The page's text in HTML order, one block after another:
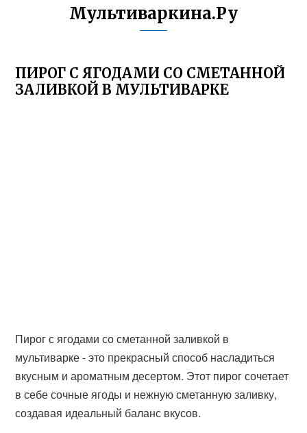
Мультиваркина.Ру
ПИРОГ С ЯГОДАМИ СО СМЕТАННОЙ
ЗАЛИВКОЙ В МУЛЬТИВАРКЕ
Пирог с ягодами со сметанной заливкой в
мультиварке - это прекрасный способ насладиться
вкусным и ароматным десертом. Этот пирог сочетает
в себе сочные ягоды и нежную сметанную заливку,
создавая идеальный баланс вкусов.